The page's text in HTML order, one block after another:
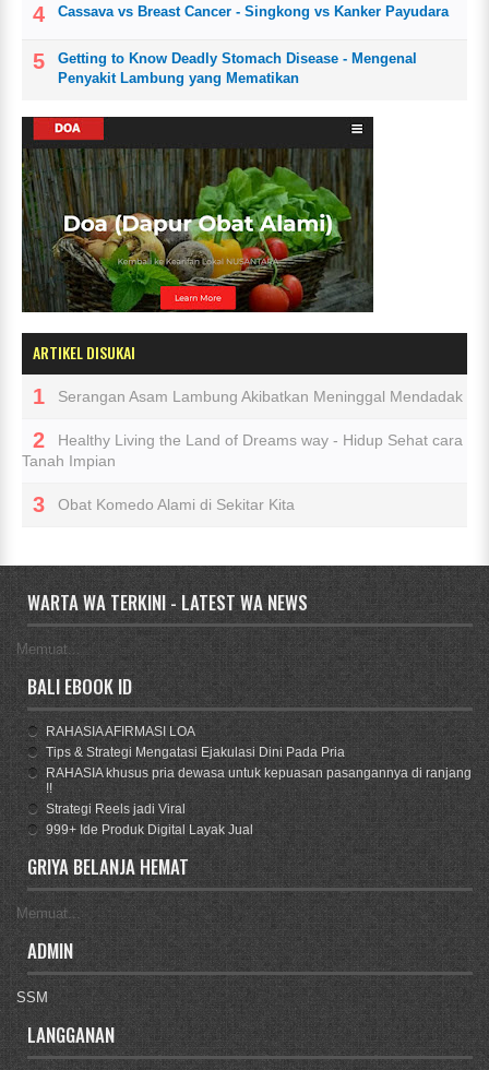
Cassava vs Breast Cancer - Singkong vs Kanker Payudara
Getting to Know Deadly Stomach Disease - Mengenal
Penyakit Lambung yang Mematikan
ARTIKEL DISUKAI
Serangan Asam Lambung Akibatkan Meninggal Mendadak
Healthy Living the Land of Dreams way - Hidup Sehat cara
Tanah Impian
Obat Komedo Alami di Sekitar Kita
WARTA WA TERKINI - LATEST WA NEWS
Memuat...
BALI EBOOK ID
RAHASIA AFIRMASI LOA
Tips & Strategi Mengatasi Ejakulasi Dini Pada Pria
RAHASIA khusus pria dewasa untuk kepuasan pasangannya di ranjang
!!
Strategi Reels jadi Viral
999+ Ide Produk Digital Layak Jual
GRIYA BELANJA HEMAT
Memuat...
ADMIN
SSM
LANGGANAN